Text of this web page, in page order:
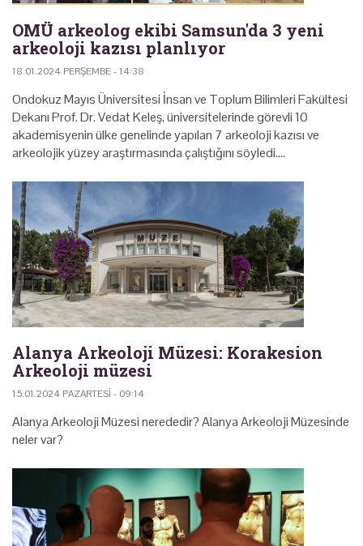
OMÜ arkeolog ekibi Samsun'da 3 yeni
arkeoloji kazısı planlıyor
18.01.2024 PERŞEMBE - 14:38
Ondokuz Mayıs Üniversitesi İnsan ve Toplum Bilimleri Fakültesi
Dekanı Prof. Dr. Vedat Keleş, üniversitelerinde görevli 10
akademisyenin ülke genelinde yapılan 7 arkeoloji kazısı ve
arkeolojik yüzey araştırmasında çalıştığını söyledi.…
Alanya Arkeoloji Müzesi: Korakesion
Arkeoloji müzesi
15.01.2024 PAZARTESI - 09:14
Alanya Arkeoloji Müzesi nerededir? Alanya Arkeoloji Müzesinde
neler var?